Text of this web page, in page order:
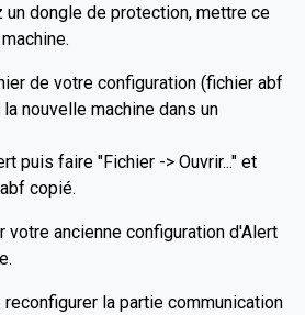
un dongle de protection, mettre ce
de votre configuration (fichier abf
nouvelle machine dans un
puis faire "Fichier -> Ouvrir..." et
copié.
votre ancienne configuration d'Alert
la partie communication